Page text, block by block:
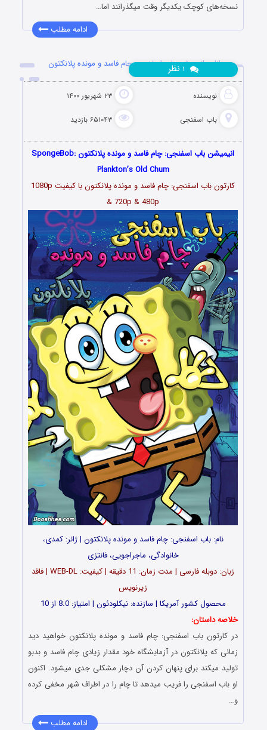
نسخه‌های کوچک یکدیگر وقت میگذرانند اما…
ادامه مطلب
دانلود انیمیشن باب اسفنجی: چام فاسد و مونده پلانکتون
نویسنده ۲۳ شهریور ۱۴۰۰
باب اسفنجی ۶۵۱۰۴۳ بازدید
نظر
انیمیشن باب اسفنجی: چام فاسد و مونده پلانکتون SpongeBob:
Plankton’s Old Chum
کارتون باب اسفنجی: چام فاسد و مونده پلانکتون با کیفیت 1080p
& 720p & 480p
نام: باب اسفنجی: چام فاسد و مونده پلانکتون | ژانر: کمدی،
خانوادگی، ماجراجویی، فانتزی
زبان: دوبله فارسی | مدت زمان: 11 دقیقه | کیفیت: WEB-DL | فاقد
زیرنویس
محصول کشور آمریکا | سازنده: نیکلودئون | امتیاز: 8.0 از 10
خلاصه داستان:
در کارتون باب اسفنجی: چام فاسد و مونده پلانکتون خواهید دید
زمانی که پلانکتون در آزمایشگاه خود مقدار زیادی چام فاسد و بدبو
تولید میکند برای پنهان کردن آن دچار مشکلی جدی میشود. اکنون
او باب اسفنجی را فریب میدهد تا چام را در اطراف شهر مخفی کرده
و…
ادامه مطلب